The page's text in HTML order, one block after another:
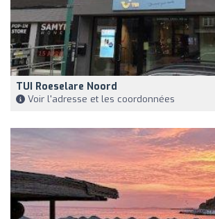
TUI Roeselare Noord
Voir l'adresse et les coordonnées